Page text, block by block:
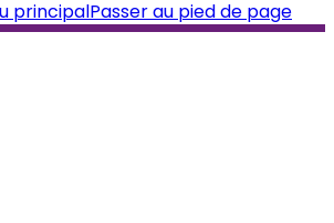
principalPasser au pied de page